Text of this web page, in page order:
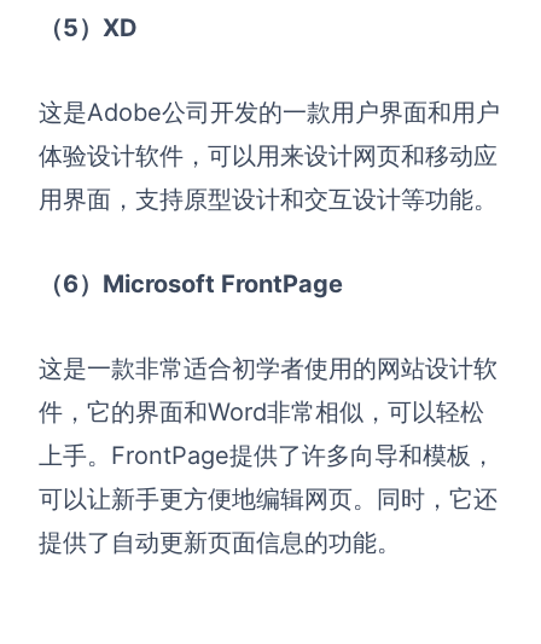
（5）XD
这是Adobe公司开发的一款用户界面和用户
体验设计软件，可以用来设计网页和移动应
用界面，支持原型设计和交互设计等功能。
（6）Microsoft FrontPage
这是一款非常适合初学者使用的网站设计软
件，它的界面和Word非常相似，可以轻松
上手。FrontPage提供了许多向导和模板，
可以让新手更方便地编辑网页。同时，它还
提供了自动更新页面信息的功能。